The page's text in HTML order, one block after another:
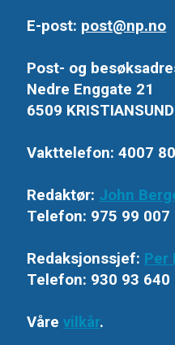
E-post: post@np.no
Post- og
Nedre Enggate 21
6509 KRISTIANSUND
Vakttelefon: 4007
Redaktør: John
Telefon: 975 99 007
Redaksjonssjef: Per
Telefon: 930 93 640
Vårevilkår.